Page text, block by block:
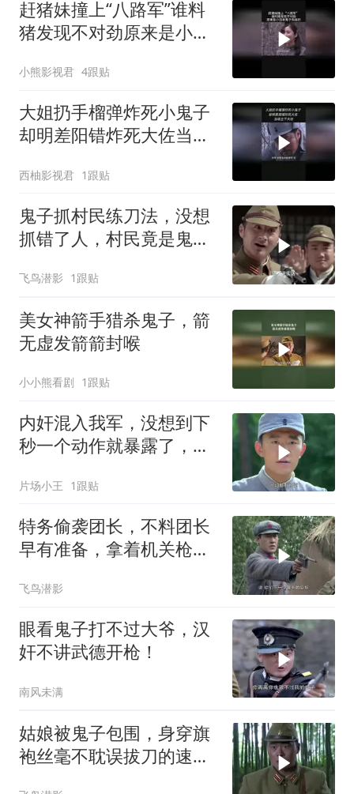
赶猪妹撞上“八路军”谁料
猪发现不对劲原来是小日
小熊影视君 4跟贴
大姐扔手榴弹炸死小鬼子
却明差阳错炸死大佐当场
西柚影视君 1跟贴
鬼子抓村民练刀法，没想
抓错了人，村民竟是鬼子
飞鸟潜影 1跟贴
美女神箭手猎杀鬼子，箭
无虚发箭箭封喉
小小熊看剧 1跟贴
内奸混入我军，没想到下
秒一个动作就暴露了，这
片场小王 1跟贴
特务偷袭团长，不料团长
早有准备，拿着机关枪躲
飞鸟潜影
眼看鬼子打不过大爷，汉
奸不讲武德开枪！
南风未满
姑娘被鬼子包围，身穿旗
袍丝毫不耽误拔刀的速